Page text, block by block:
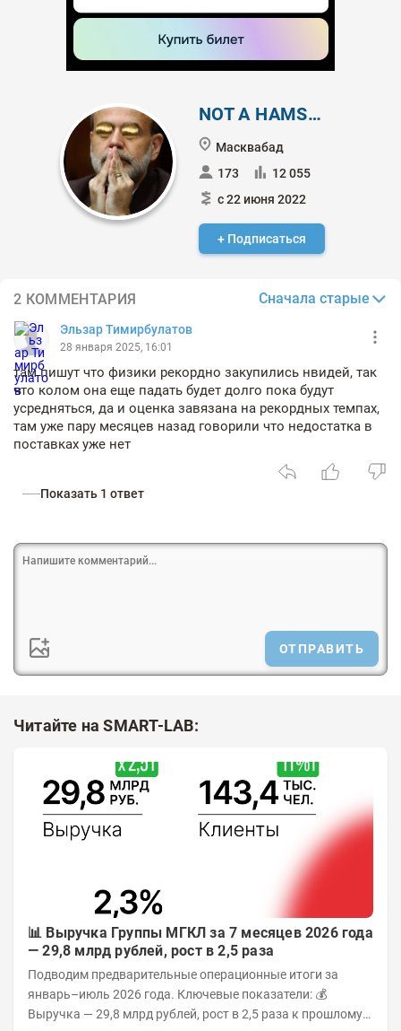
NOT A HAMSTER
Масквабад
173
12 055
с 22 июня 2022
+ Подписаться
2 КОММЕНТАРИЯ Сначала старые
Эльзар Тимирбулатов
28 января 2025, 16:01
там пишут что физики рекордно закупились нвидей, так
что колом она еще падать будет долго пока будут
усредняться, да и оценка завязана на рекордных темпах,
там уже пару месяцев назад говорили что недостатка в
поставках уже нет
Показать 1 ответ
ОТПРАВИТЬ
Читайте на SMART-LAB:
📊 Выручка Группы МГКЛ за 7 месяцев 2026 года
— 29,8 млрд рублей, рост в 2,5 раза
Подводим предварительные операционные итоги за
январь–июль 2026 года. Ключевые показатели: 💰
Выручка — 29,8 млрд рублей, рост в 2,5 раза к прошлому